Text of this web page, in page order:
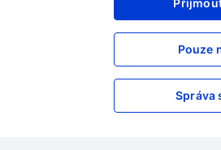
Pouze
Správa